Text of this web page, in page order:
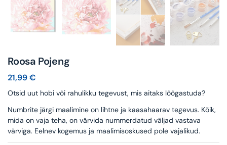
Roosa Pojeng
21,99€
Otsid uut hobi või rahulikku tegevust, mis aitaks lõõgastuda?
Numbrite järgi maalimine on lihtne ja kaasahaarav tegevus. Kõik,
mida on vaja teha, on värvida nummerdatud väljad vastava
värviga. Eelnev kogemus ja maalimisoskused pole vajalikud.